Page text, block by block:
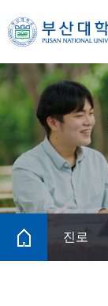
진로